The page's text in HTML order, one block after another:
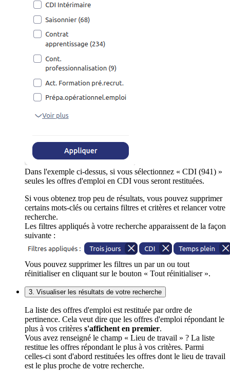
Dans l'exemple ci-dessus, si vous sélectionnez « CDI (941) »
seules les offres d'emploi en CDI vous seront restituées.
Si vous obtenez trop peu de résultats, vous pouvez supprimer
certains mots-clés ou certains filtres et critères et relancer votre
recherche.
Les filtres appliqués à votre recherche apparaissent de la façon
suivante :
Vous pouvez supprimer les filtres un par un ou tout
réinitialiser en cliquant sur le bouton « Tout réinitialiser ».
3. Visualiser les résultats de votre recherche
La liste des offres d'emploi est restituée par ordre de
pertinence. Cela veut dire que les offres d'emploi répondant le
plus à vos critères s'affichent en premier.
Vous avez renseigné le champ « Lieu de travail » ? La liste
restitue les offres répondant le plus à vos critères. Parmi
celles-ci sont d'abord restituées les offres dont le lieu de travail
est le plus proche de votre recherche.